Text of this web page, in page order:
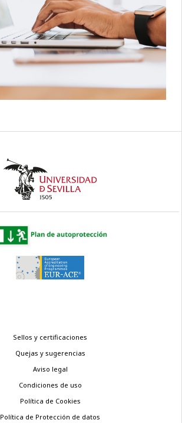
Sellos y certificaciones
Quejas y sugerencias
Aviso legal
Condiciones de uso
Política de Cookies
Política de Protección de datos